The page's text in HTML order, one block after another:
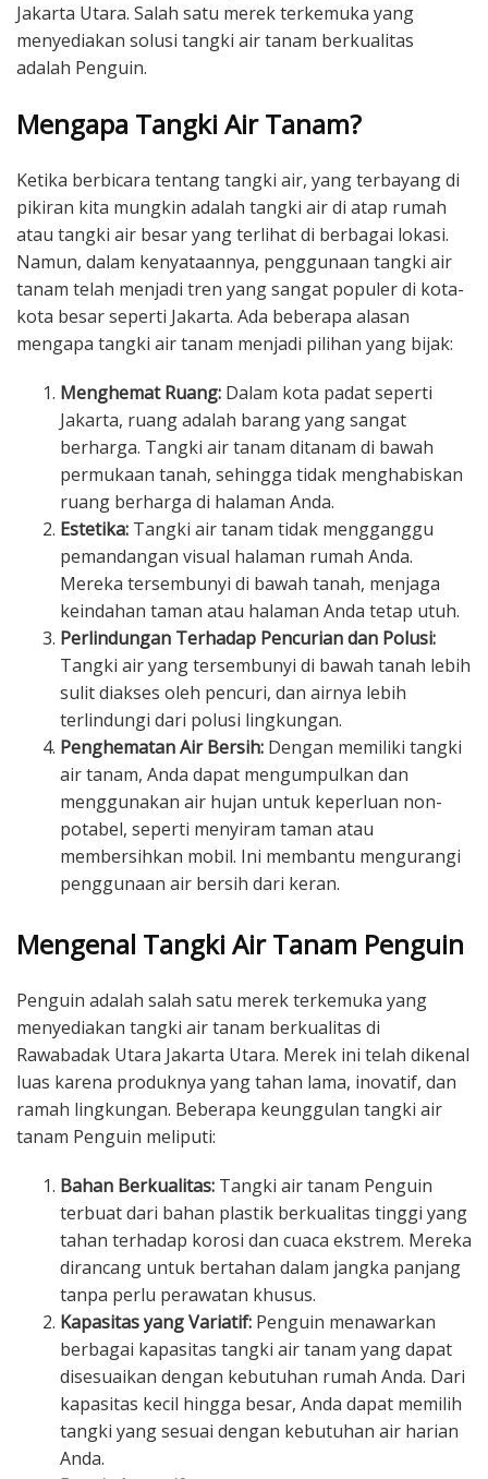
Jakarta Utara. Salah satu merek terkemuka yang
menyediakan solusi tangki air tanam berkualitas
adalah Penguin.
Mengapa Tangki Air Tanam?
Ketika berbicara tentang tangki air, yang terbayang di
pikiran kita mungkin adalah tangki air di atap rumah
atau tangki air besar yang terlihat di berbagai lokasi.
Namun, dalam kenyataannya, penggunaan tangki air
tanam telah menjadi tren yang sangat populer di kota-
kota besar seperti Jakarta. Ada beberapa alasan
mengapa tangki air tanam menjadi pilihan yang bijak:
Menghemat Ruang: Dalam kota padat seperti
Jakarta, ruang adalah barang yang sangat
berharga. Tangki air tanam ditanam di bawah
permukaan tanah, sehingga tidak menghabiskan
ruang berharga di halaman Anda.
Estetika: Tangki air tanam tidak mengganggu
pemandangan visual halaman rumah Anda.
Mereka tersembunyi di bawah tanah, menjaga
keindahan taman atau halaman Anda tetap utuh.
Perlindungan Terhadap Pencurian dan Polusi:
Tangki air yang tersembunyi di bawah tanah lebih
sulit diakses oleh pencuri, dan airnya lebih
terlindungi dari polusi lingkungan.
Penghematan Air Bersih: Dengan memiliki tangki
air tanam, Anda dapat mengumpulkan dan
menggunakan air hujan untuk keperluan non-
potabel, seperti menyiram taman atau
membersihkan mobil. Ini membantu mengurangi
penggunaan air bersih dari keran.
Mengenal Tangki Air Tanam Penguin
Penguin adalah salah satu merek terkemuka yang
menyediakan tangki air tanam berkualitas di
Rawabadak Utara Jakarta Utara. Merek ini telah dikenal
luas karena produknya yang tahan lama, inovatif, dan
ramah lingkungan. Beberapa keunggulan tangki air
tanam Penguin meliputi:
Bahan Berkualitas: Tangki air tanam Penguin
terbuat dari bahan plastik berkualitas tinggi yang
tahan terhadap korosi dan cuaca ekstrem. Mereka
dirancang untuk bertahan dalam jangka panjang
tanpa perlu perawatan khusus.
Kapasitas yang Variatif: Penguin menawarkan
berbagai kapasitas tangki air tanam yang dapat
disesuaikan dengan kebutuhan rumah Anda. Dari
kapasitas kecil hingga besar, Anda dapat memilih
tangki yang sesuai dengan kebutuhan air harian
Anda.